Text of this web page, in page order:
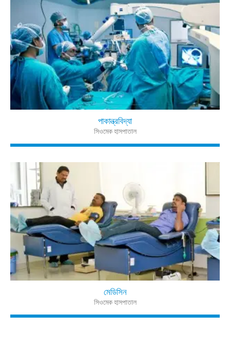
পাকান্ত্রবিদ্যা
সিওমেক হাসপাতাল
মেডিসিন
সিওমেক হাসপাতাল